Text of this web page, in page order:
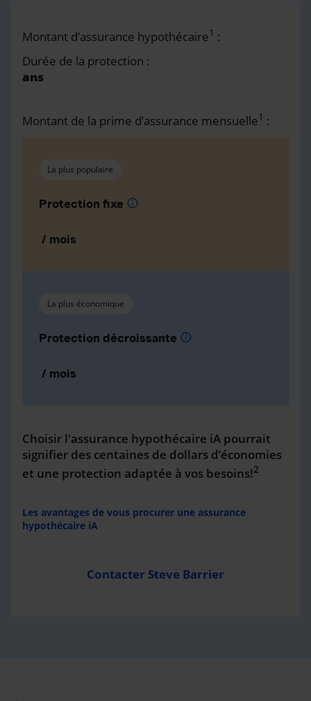
Montant d’assurance hypothécaire1 :
Durée de la protection :
ans
Montant de la prime d’assurance mensuelle1 :
La plus populaire
Protection fixe info
/ mois
La plus économique
Protection décroissante info
/ mois
Choisir l'assurance hypothécaire iA pourrait
signifier des centaines de dollars d’économies
et une protection adaptée à vos besoins!2
Les avantages de vous procurer une assurance
hypothécaire iA
Contacter Steve Barrier